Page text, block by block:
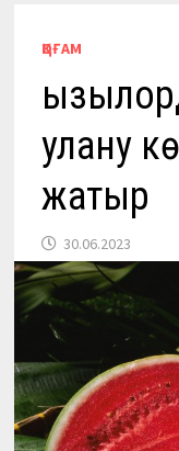
ҚОҒАМ
улану
жатыр
30.06.2023